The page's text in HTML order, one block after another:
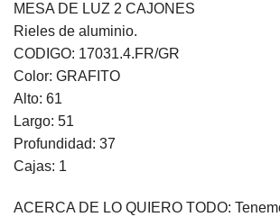
MESA DE LUZ 2 CAJONES
Rieles de aluminio.
CODIGO: 17031.4.FR/GR
Color: GRAFITO
Alto: 61
Largo: 51
Profundidad: 37
Cajas: 1
ACERCA DE LO QUIERO TODO: